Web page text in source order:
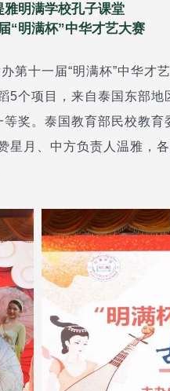
雅明满学校孔子课堂
“明满杯”中华才艺大赛
第十一届“明满杯”中华才
5个项目，来自泰国东部
奖。泰国教育部民校教育
星月、中方负责人温雅，